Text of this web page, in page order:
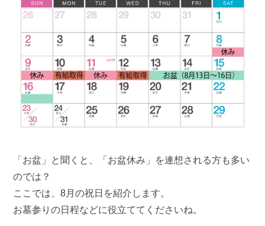
「お盆」と聞くと、「お盆休み」を連想される方も多い
のでは？
ここでは、8月の祝日を紹介します。
お墓参りの日程などに役立ててくださいね。